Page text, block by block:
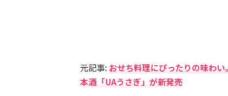
元記事: おせち料理にぴったりの味わ
本酒「UAうさぎ」が新発売